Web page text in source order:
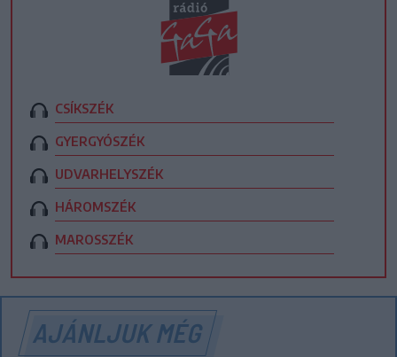
CSÍKSZÉK
GYERGYÓSZÉK
UDVARHELYSZÉK
HÁROMSZÉK
MAROSSZÉK
AJÁNLJUK MÉG